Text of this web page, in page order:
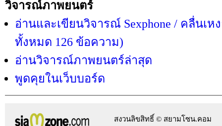
วิจารณ์ภาพยนตร์
อ่านและเขียนวิจารณ์ Sexphone / คลื่นเห
ทั้งหมด 126 ข้อความ)
อ่านวิจารณ์ภาพยนตร์ล่าสุด
พูดคุยในเว็บบอร์ด
สงวนลิขสิทธิ์ © สยามโซน.คอม